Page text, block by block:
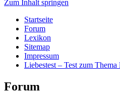
Zum Inhalt springen
Startseite
Forum
Lexikon
Sitemap
Impressum
Liebestest – Test zum Thema
Forum